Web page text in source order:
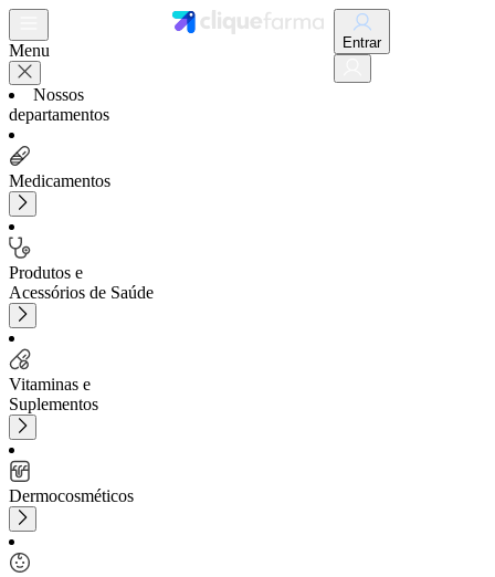
Menu
Nossos
departamentos
Medicamentos
Produtos e
Acessórios de Saúde
Vitaminas e
Suplementos
Dermocosméticos
Entrar